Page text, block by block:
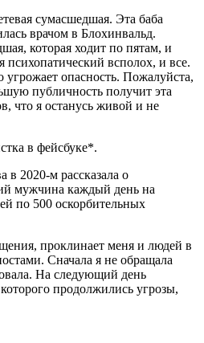
сумасшедшая. Эта баба
врачом в Блохинвальд.
которая ходит по пятам, и
психопатический всполох, и все.
опасность. Пожалуйста,
публичность получит эта
что я останусь живой и не
в фейсбуке*.
в 2020-м рассказала о
мужчина каждый день на
по 500 оскорбительных
проклинает меня и людей в
Сначала я не обращала
На следующий день
продолжились угрозы,